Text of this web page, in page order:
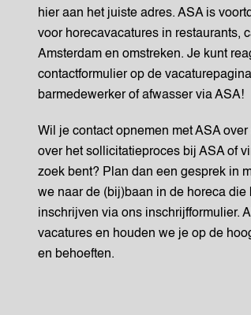
hier aan het juiste adres. ASA is
voor horecavacatures in restaurants,
Amsterdam en omstreken. Je kunt
contactformulier op de
barmedewerker of afwasser via ASA!
Wil je contact opnemen met ASA
over het sollicitatieproces bij ASA of
zoek bent? Plan dan een gesprek in
we naar de (bij)baan in de horeca
inschrijven via ons inschrijfformulier.
vacatures en houden we je op de
en behoeften.